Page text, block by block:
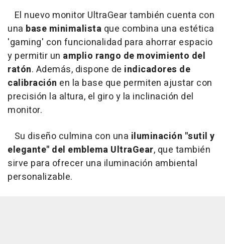
El nuevo monitor UltraGear también cuenta con
una base minimalista que combina una estética
'gaming' con funcionalidad para ahorrar espacio
y permitir un amplio rango de movimiento del
ratón. Además, dispone de indicadores de
calibración en la base que permiten ajustar con
precisión la altura, el giro y la inclinación del
monitor.
Su diseño culmina con una iluminación "sutil y
elegante" del emblema UltraGear, que también
sirve para ofrecer una iluminación ambiental
personalizable.